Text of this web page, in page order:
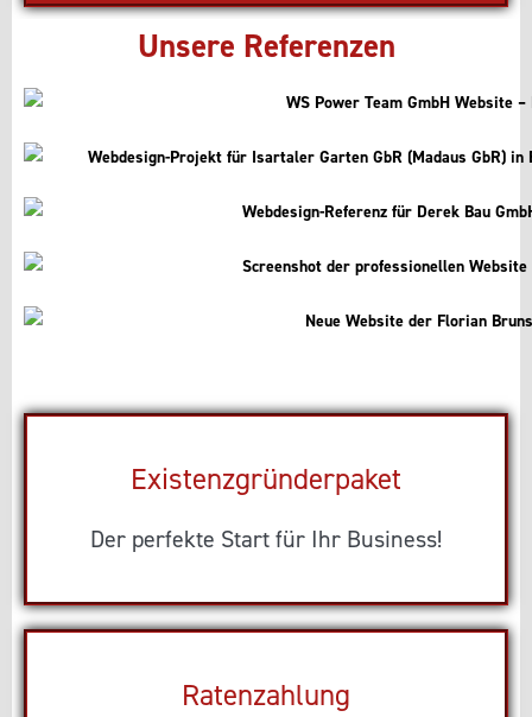
Unsere Referenzen
Existenzgründerpaket
Der perfekte Start für Ihr Business!
Ratenzahlung